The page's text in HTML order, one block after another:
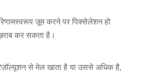
ज़ूम करने पर पिक्सेलेशन हो
कर सकता है।
से मेल खाता है या उससे अधिक है,